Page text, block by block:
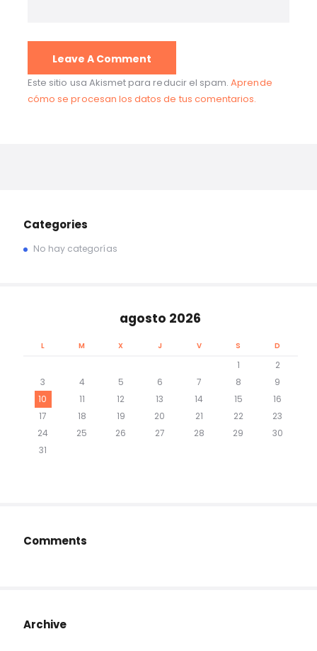
Este sitio usa Akismet para reducir el spam.Aprende
cómo se procesan los datos de tus comentarios.
Categories
No hay categorías
agosto 2026
L M X J V S D
1
2
3
4 5 6 7 8
9
10
11 12 13 14 15
16
17
18 19 20 21 22
23
24
25 26 27 28 29
30
31
Comments
Archive